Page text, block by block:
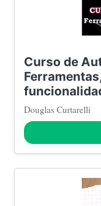
Curso de
Douglas Curtarelli